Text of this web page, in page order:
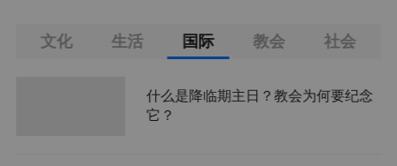
文化 生活 国际 教会 社会
什么是降临期主日？教会为何要纪念
它？